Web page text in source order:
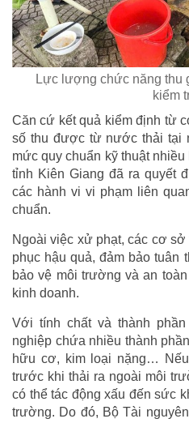
Lực lượng chức năng thu
kiểm
Căn cứ kết quả kiểm định từ
số thu được từ nước thải tại
mức quy chuẩn kỹ thuật
tỉnh Kiên Giang đã ra quyết
các hành vi vi phạm liên
chuẩn.
Ngoài việc xử phạt, các cơ
phục hậu quả, đảm bảo tuân
bảo vệ môi trường và an
kinh doanh.
Với tính chất và thành
nghiệp chứa nhiều thành
hữu cơ, kim loại nặng…
trước khi thải ra ngoài môi
có thể tác động xấu đến sức
trường. Do đó, Bộ Tài